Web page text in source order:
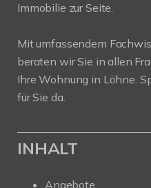
Immobilie zur Seite.
Mit umfassendem
beraten wir Sie in allen
Ihre Wohnung in Löhne.
für Sie da.
INHALT
Angebote